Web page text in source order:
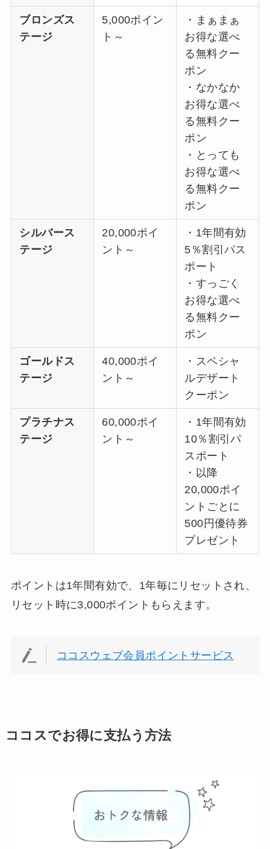
ブロンズス
テージ
5,000ポイン
ト～
・まぁまぁ
お得な選べ
る無料クー
ポン
・なかなか
お得な選べ
る無料クー
ポン
・とっても
お得な選べ
る無料クー
ポン
シルバース
テージ
20,000ポイ
ント～
・1年間有効
5％割引パス
ポート
・すっごく
お得な選べ
る無料クー
ポン
ゴールドス
テージ
40,000ポイ
ント～
・スペシャ
ルデザート
クーポン
プラチナス
テージ
60,000ポイ
ント～
・1年間有効
10％割引パ
スポート
・以降
20,000ポイ
ントごとに
500円優待券
プレゼント
ポイントは1年間有効で、1年毎にリセットされ、
リセット時に3,000ポイントもらえます。
ココスウェブ会員ポイントサービス
ココスでお得に支払う方法